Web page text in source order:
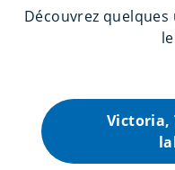
Découvrez
Victoria,